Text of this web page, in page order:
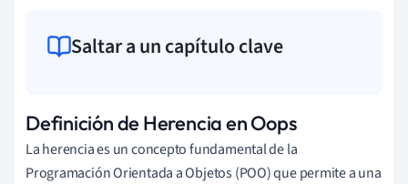
Saltar a un capítulo clave
Definición de Herencia en Oops
La herencia es un concepto fundamental de la
Programación Orientada a Objetos (POO) que permite a una